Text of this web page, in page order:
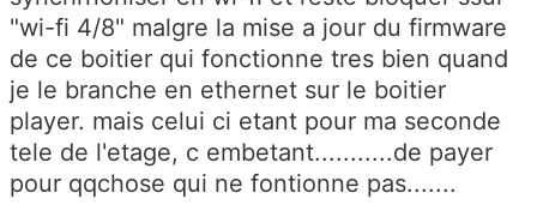
"wi-fi 4/8" malgre la mise a jour du firmware
de ce boitier qui fonctionne tres bien quand
je le branche en ethernet sur le boitier
player. mais celui ci etant pour ma seconde
tele de l'etage, c embetant...........de payer
pour qqchose qui ne fontionne pas.......